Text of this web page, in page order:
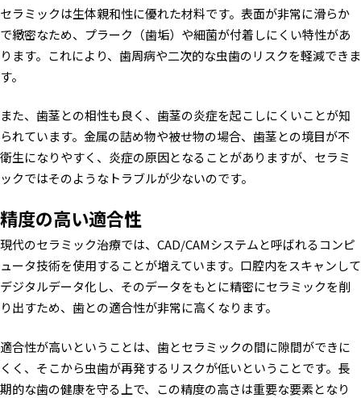
セラミックは生体親和性に優れた材料です。表面が非常に滑らか
で緻密なため、プラーク（歯垢）や細菌が付着しにくい特性があ
ります。これにより、歯周病や二次的な虫歯のリスクを軽減できま
す。
また、歯茎との相性も良く、歯茎の炎症を起こしにくいことが知
られています。金属の詰め物や被せ物の場合、歯茎との境目が不
衛生になりやすく、炎症の原因となることがありますが、セラミ
ックではそのようなトラブルが少ないのです。
精度の高い適合性
現代のセラミック治療では、CAD/CAMシステムと呼ばれるコンピ
ュータ技術を使用することが増えています。口腔内をスキャンして
デジタルデータ化し、そのデータをもとに精密にセラミックを削
り出すため、歯との適合性が非常に高くなります。
適合性が高いということは、歯とセラミックの間に隙間ができに
くく、そこから虫歯が再発するリスクが低いということです。長
期的な歯の健康を守る上で、この精度の高さは重要な要素となり